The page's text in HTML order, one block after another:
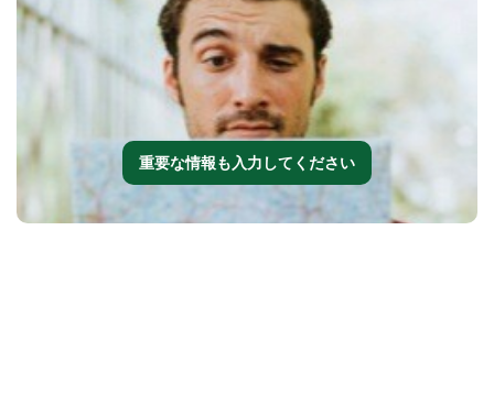
重要な情報も入力してください